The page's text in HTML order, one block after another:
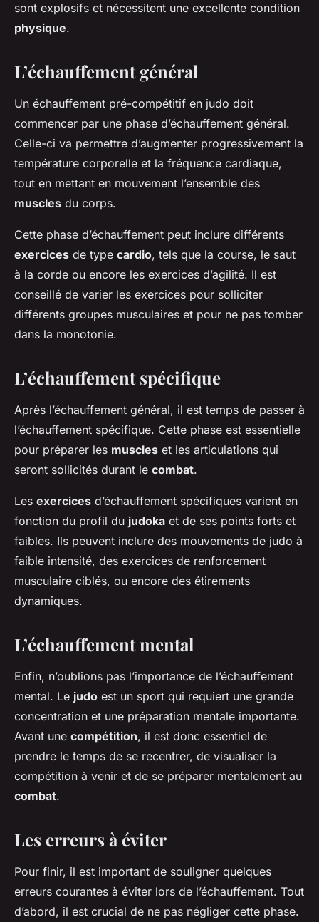
sont explosifs et nécessitent une excellente condition
physique.
L’échauffement général
Un échauffement pré-compétitif en judo doit
commencer par une phase d’échauffement général.
Celle-ci va permettre d’augmenter progressivement la
température corporelle et la fréquence cardiaque,
tout en mettant en mouvement l’ensemble des
muscles du corps.
Cette phase d’échauffement peut inclure différents
exercices de type cardio, tels que la course, le saut
à la corde ou encore les exercices d’agilité. Il est
conseillé de varier les exercices pour solliciter
différents groupes musculaires et pour ne pas tomber
dans la monotonie.
L’échauffement spécifique
Après l’échauffement général, il est temps de passer à
l’échauffement spécifique. Cette phase est essentielle
pour préparer les muscles et les articulations qui
seront sollicités durant le combat.
Les exercices d’échauffement spécifiques varient en
fonction du profil du judoka et de ses points forts et
faibles. Ils peuvent inclure des mouvements de judo à
faible intensité, des exercices de renforcement
musculaire ciblés, ou encore des étirements
dynamiques.
L’échauffement mental
Enfin, n’oublions pas l’importance de l’échauffement
mental. Le judo est un sport qui requiert une grande
concentration et une préparation mentale importante.
Avant une compétition, il est donc essentiel de
prendre le temps de se recentrer, de visualiser la
compétition à venir et de se préparer mentalement au
combat.
Les erreurs à éviter
Pour finir, il est important de souligner quelques
erreurs courantes à éviter lors de l’échauffement. Tout
d’abord, il est crucial de ne pas négliger cette phase.